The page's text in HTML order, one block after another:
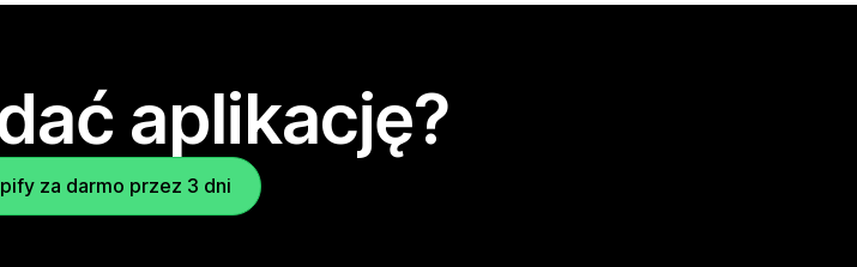
aplikację?
za darmo przez 3 dni